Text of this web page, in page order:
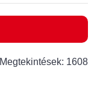
Megtekintések: 1608